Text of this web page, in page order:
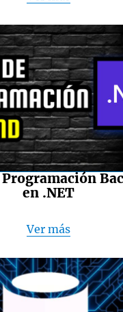
Programación
en .NET
Ver más